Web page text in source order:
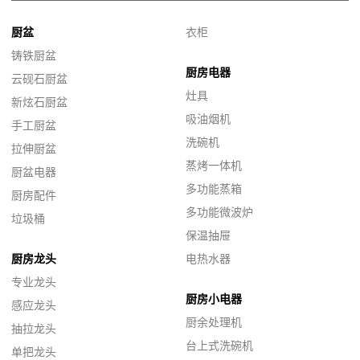
厨盆
铸铁厨盆
云砚石厨盆
新炫石厨盆
手工厨盆
拉伸厨盆
厨盆电器
厨房配件
垃圾桶
厨房龙头
专业龙头
感应龙头
抽拉龙头
单把龙头
衣柜
厨房电器
灶具
吸油烟机
洗碗机
蒸烤一体机
多功能蒸箱
多功能微波炉
保温抽屉
电热水器
厨房小电器
厨余处理机
台上式洗碗机